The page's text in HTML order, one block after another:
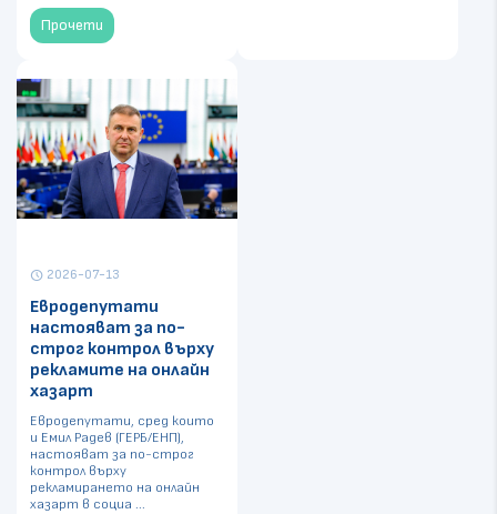
Прочети
schedule 2026-07-13
Евродепутати
настояват за по-
строг контрол върху
рекламите на онлайн
хазарт
Евродепутати, сред които
и Емил Радев (ГЕРБ/ЕНП),
настояват за по-строг
контрол върху
рекламирането на онлайн
хазарт в социа ...